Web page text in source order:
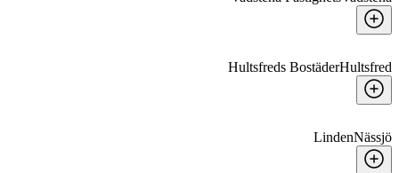
Hultsfreds BostäderHultsfred
LindenNässjö